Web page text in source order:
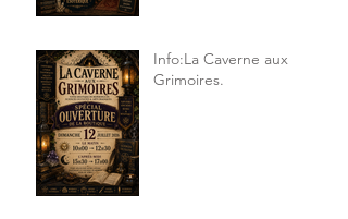
Info:La Caverne aux
Grimoires.